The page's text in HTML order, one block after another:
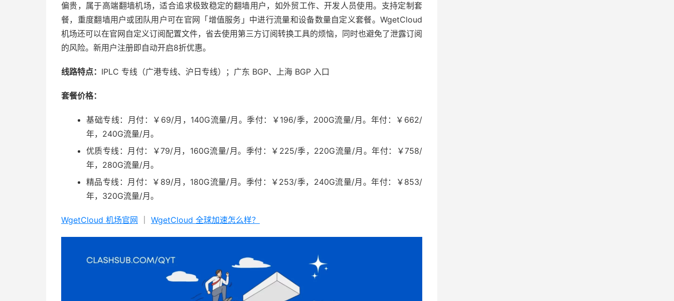
偏贵，属于高端翻墙机场，适合追求极致稳定的翻墙用户，如外贸工作、开发人员使用。支持定制套
餐，重度翻墙用户或团队用户可在官网「增值服务」中进行流量和设备数量自定义套餐。WgetCloud
机场还可以在官网自定义订阅配置文件，省去使用第三方订阅转换工具的烦恼，同时也避免了泄露订阅
的风险。新用户注册即自动开启8折优惠。
线路特点： IPLC 专线（广港专线、沪日专线）；广东 BGP、上海 BGP 入口
套餐价格：
基础专线：月付：￥69/月，140G流量/月。季付：￥196/季，200G流量/月。年付：￥662/
年，240G流量/月。
优质专线：月付：￥79/月，160G流量/月。季付：￥225/季，220G流量/月。年付：￥758/
年，280G流量/月。
精品专线：月付：￥89/月，180G流量/月。季付：￥253/季，240G流量/月。年付：￥853/
年，320G流量/月。
WgetCloud 机场官网 WgetCloud 全球加速怎么样？